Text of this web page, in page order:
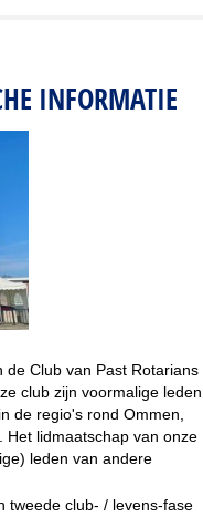
INFORMATIE
de Club van Past Rotarians
club zijn voormalige leden
de regio's rond Ommen,
Het lidmaatschap van onze
leden van andere
tweede club- / levens-fase